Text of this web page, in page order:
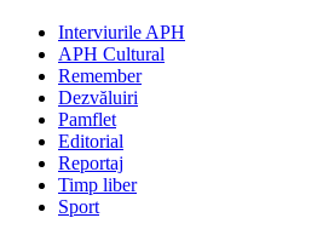
Interviurile APH
APH Cultural
Remember
Dezvăluiri
Pamflet
Editorial
Reportaj
Timp liber
Sport